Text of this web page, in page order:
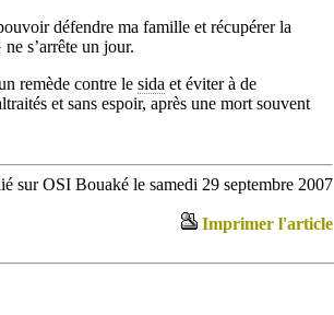
défendre ma famille et récupérer la
s’arrête un jour.
remède contre le sida et éviter à de
et sans espoir, après une mort souvent
sur OSI Bouaké le samedi 29 septembre 2007
Imprimer l'article